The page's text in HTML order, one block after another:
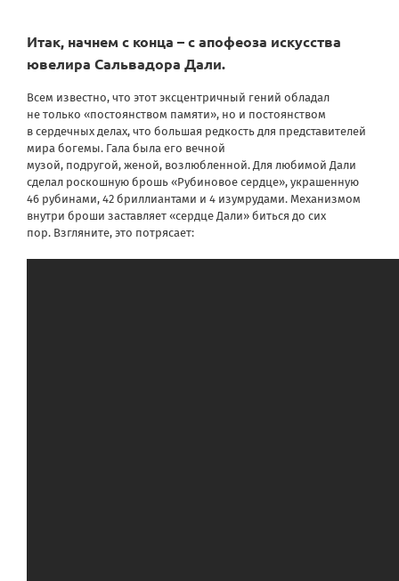
Итак, начнем с конца – с апофеоза искусства
ювелира Сальвадора Дали.
Всем известно, что этот эксцентричный гений обладал
не только «постоянством памяти», но и постоянством
в сердечных делах, что большая редкость для представителей
мира богемы. Гала была его вечной
музой, подругой, женой, возлюбленной. Для любимой Дали
сделал роскошную брошь «Рубиновое сердце», украшенную
46 рубинами, 42 бриллиантами и 4 изумрудами. Механизмом
внутри броши заставляет «сердце Дали» биться до сих
пор. Взгляните, это потрясает: